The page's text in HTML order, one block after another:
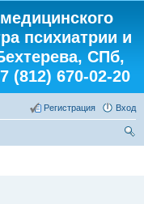
психиатрии и
СПб,
(812) 670-02-20
Вход
Регистрация